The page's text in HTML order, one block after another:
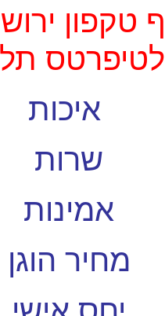
טקפון
איכות
שרות
אמינות
מחיר הוגן